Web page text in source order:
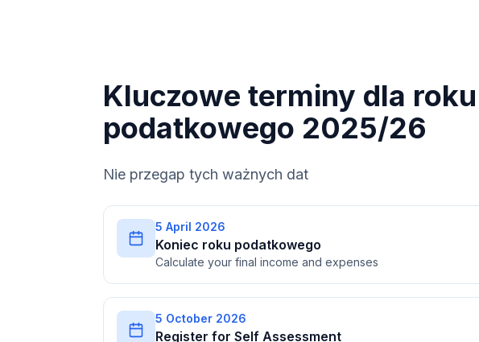
Kluczowe terminy dla roku
podatkowego 2025/26
Nie przegap tych ważnych dat
5 April 2026
Koniec roku podatkowego
Calculate your final income and expenses
5 October 2026
Register for Self Assessment